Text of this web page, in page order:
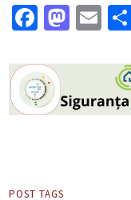
POST TAGS